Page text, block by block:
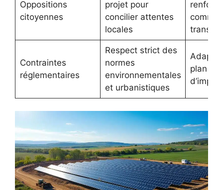
Oppositions
citoyennes
projet pour
concilier attentes
locales
Contraintes
réglementaires
Respect strict des
normes
environnementales
et urbanistiques
plan